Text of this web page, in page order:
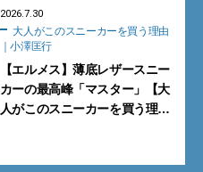
2026.7.30
｜小澤匡行
【エルメス】薄底レザースニー
カーの最高峰「マスター」【大
人がこのスニーカーを買う理由